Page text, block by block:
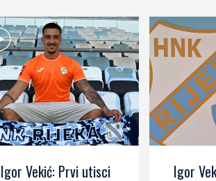
Igor Vekić: Prvi utisci
Igor